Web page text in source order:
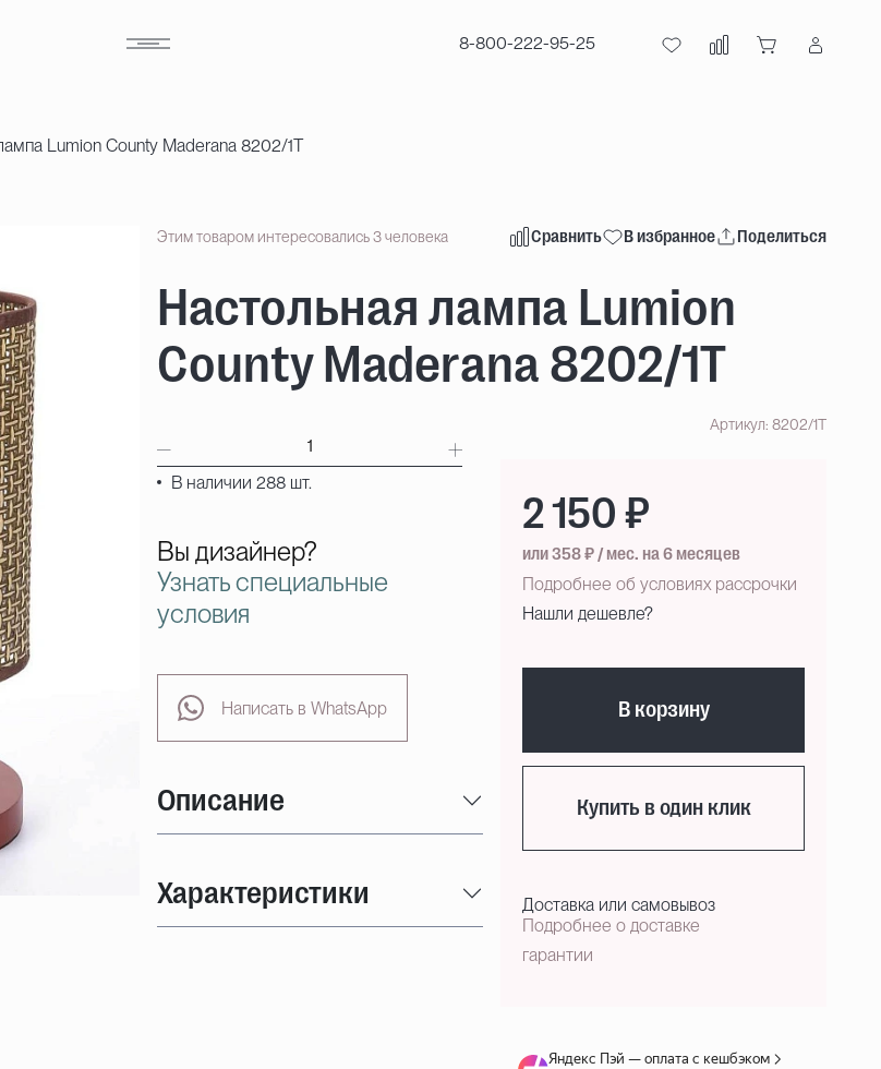
8-800-222-95-25
Lumion County Maderana 8202/1T
Этим товаром интересовались 3 человека Сравнить В избранное Поделиться
Настольная лампа Lumion
County Maderana 8202/1T
В наличии 288 шт.
Вы дизайнер?
Узнать специальные
условия
Написать в WhatsApp
Описание
Характеристики
Артикул: 8202/1T
2 150 ₽
или 358 ₽ / мес. на 6 месяцев
Подробнее об условиях рассрочки
Нашли дешевле?
В корзину
Купить в один клик
Доставка или самовывоз
Подробнее о доставке
гарантии